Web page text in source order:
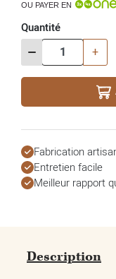
OU PAYER EN
Quantité
- +
Fabrication
Entretien facile
Meilleur rapport
Description